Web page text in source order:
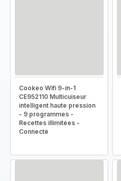
Cookeo Wifi 9-in-1
CE952110 Multicuiseur
intelligent haute pression
- 9 programmes -
Recettes illimitées -
Connecté